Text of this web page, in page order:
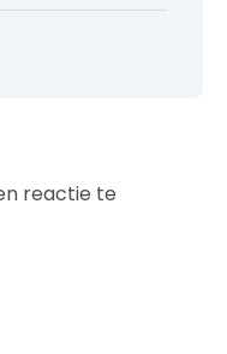
reactie te